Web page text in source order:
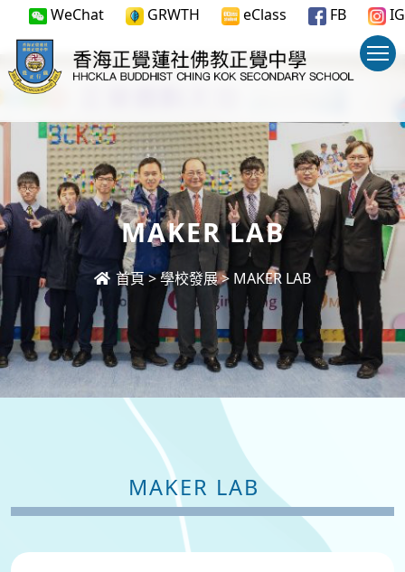
WeChat GRWTH eClass FB IG
MAKER LAB
首頁>學校發展> MAKER LAB
MAKER LAB